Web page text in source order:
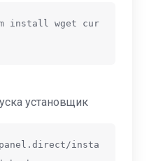
install wget cur
установщик
insta